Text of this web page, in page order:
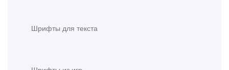
Шрифты для текста